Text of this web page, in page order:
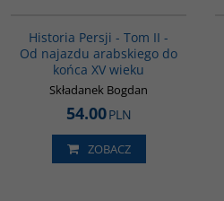
Historia Persji - Tom II -
Od najazdu arabskiego do
końca XV wieku
Składanek Bogdan
54.00PLN
ZOBACZ